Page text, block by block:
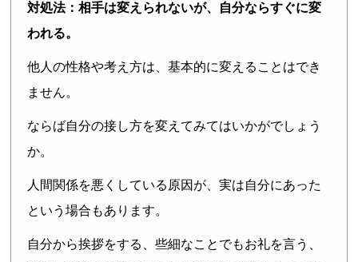
対処法：相手は変えられないが、自分ならすぐに変
われる。
他人の性格や考え方は、基本的に変えることはでき
ません。
ならば自分の接し方を変えてみてはいかがでしょう
か。
人間関係を悪くしている原因が、実は自分にあった
という場合もあります。
自分から挨拶をする、些細なことでもお礼を言う、